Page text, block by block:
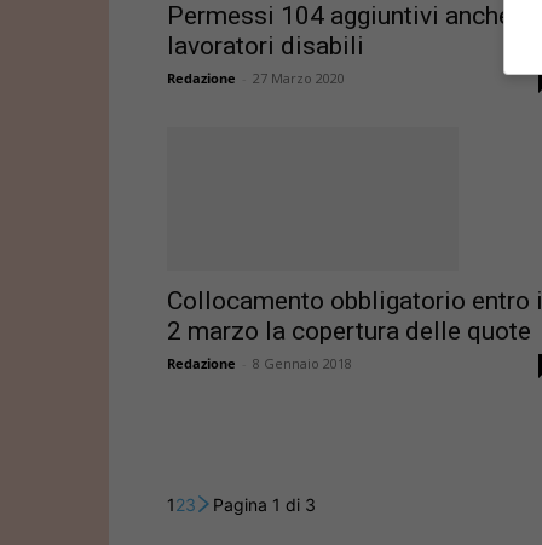
Permessi 104 aggiuntivi anche per
lavoratori disabili
Redazione 27 Marzo 2020
Collocamento obbligatorio entro
2 marzo la copertura delle quote
Redazione 8 Gennaio 2018
123 Pagina 1 di 3